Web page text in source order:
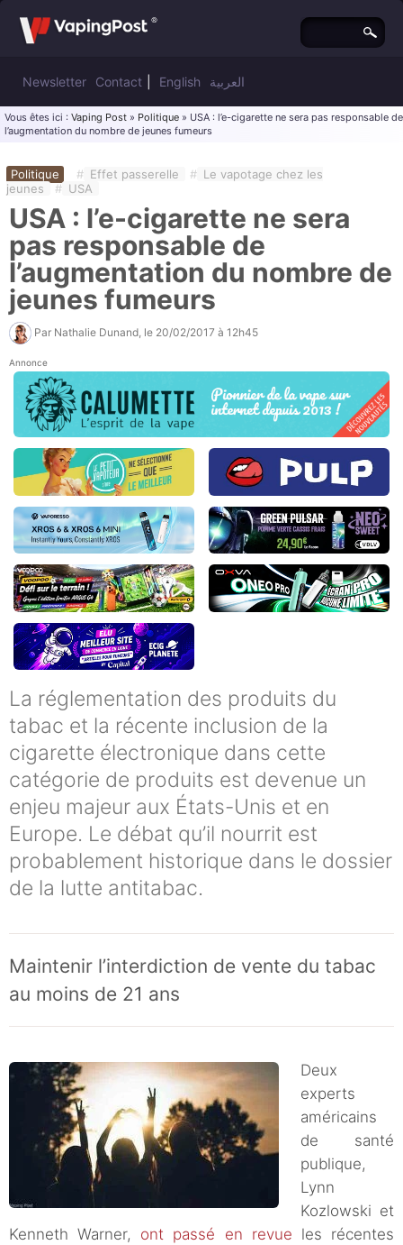
Newsletter Contact English العربية
Vous êtes ici : Vaping Post » Politique » USA : l’e-cigarette ne sera pas responsable de
l’augmentation du nombre de jeunes fumeurs
Politique # Effet passerelle # Le vapotage chez les
jeunes
# USA
USA : l’e-cigarette ne sera
pas responsable de
l’augmentation du nombre de
jeunes fumeurs
Par Nathalie Dunand , le 20/02/2017 à 12h45
Annonce
La réglementation des produits du
tabac et la récente inclusion de la
cigarette électronique dans cette
catégorie de produits est devenue un
enjeu majeur aux États-Unis et en
Europe. Le débat qu’il nourrit est
probablement historique dans le dossier
de la lutte antitabac.
Maintenir l’interdiction de vente du tabac
au moins de 21 ans
Deux
experts
américains
de santé
publique,
Lynn
Kozlowski et
Kenneth Warner, ont passé en revue les récentes